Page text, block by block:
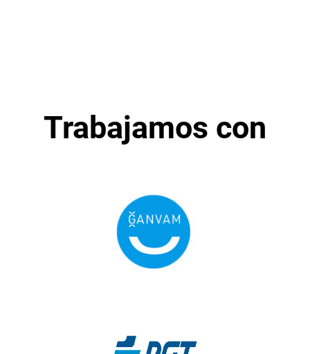
Trabajamos con